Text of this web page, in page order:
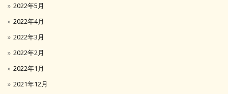
2022年5月
2022年4月
2022年3月
2022年2月
2022年1月
2021年12月